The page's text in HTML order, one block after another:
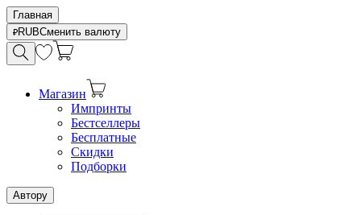
Главная
RUBСменить валюту
Магазин
Импринты
Бестселлеры
Бесплатные
Скидки
Подборки
Автору